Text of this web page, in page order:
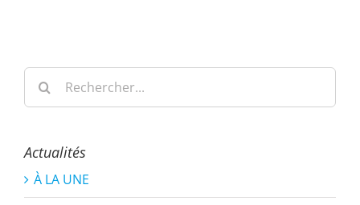
Rechercher:
Actualités
À LA UNE